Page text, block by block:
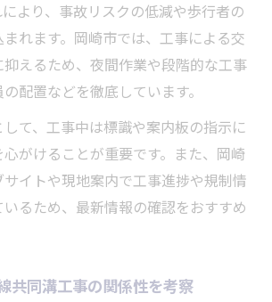
より、事故リスクの低減や歩行者の
れます。岡崎市では、工事による交
えるため、夜間作業や段階的な工事
配置などを徹底しています。
て、工事中は標識や案内板の指示に
がけることが重要です。また、岡崎
イトや現地案内で工事進捗や規制情
るため、最新情報の確認をおすすめ
共同溝工事の関係性を考察